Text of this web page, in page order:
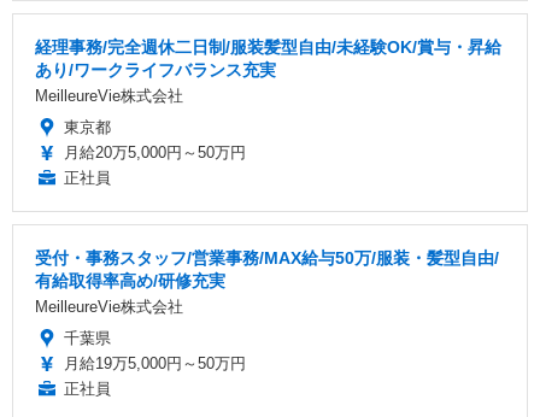
経理事務/完全週休二日制/服装髪型自由/未経験OK/賞与・昇給
あり/ワークライフバランス充実
MeilleureVie株式会社
東京都
月給20万5,000円～50万円
正社員
受付・事務スタッフ/営業事務/MAX給与50万/服装・髪型自由/
有給取得率高め/研修充実
MeilleureVie株式会社
千葉県
月給19万5,000円～50万円
正社員